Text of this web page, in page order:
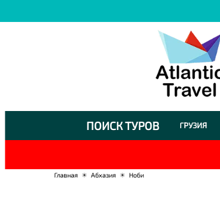
ПОИСК ТУРОВ ГРУЗИЯ
Главная ☀ Абхазия ☀ Ноби